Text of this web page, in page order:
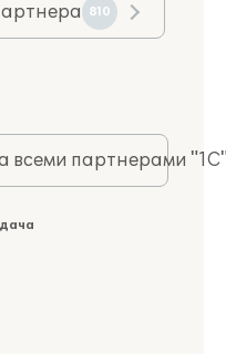
810
всеми партнерами